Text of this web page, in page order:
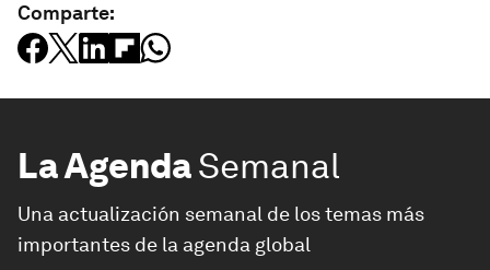
Comparte:
La AgendaSemanal
Una actualización semanal de los temas más
importantes de la agenda global